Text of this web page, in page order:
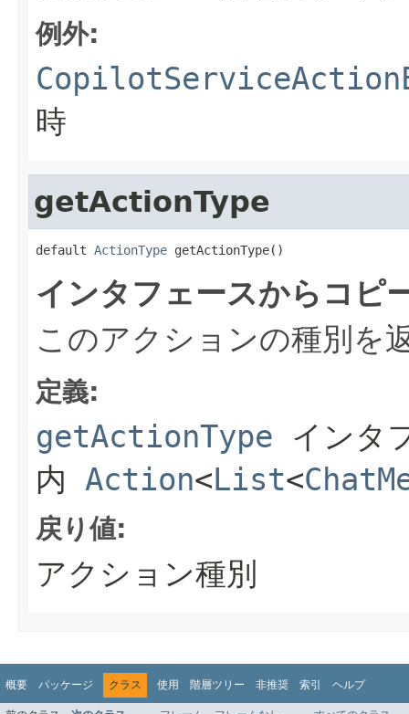
例外:
時
getActionType
default ActionType getActionType()
インタフェースからコピ
このアクションの種別を
定義:
getActionType インタ
内 Action<List<
戻り値:
アクション種別
概要 パッケージ クラス 使用 階層ツリー 非推奨 索引 ヘルプ